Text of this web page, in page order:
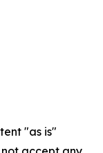
"as is"